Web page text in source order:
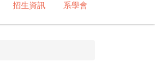
招生資訊 系學會